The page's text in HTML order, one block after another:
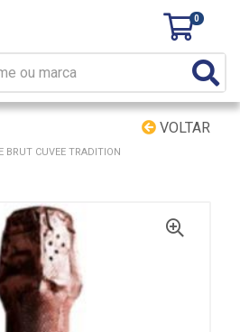
0
VOLTAR
BRUT CUVEE TRADITION